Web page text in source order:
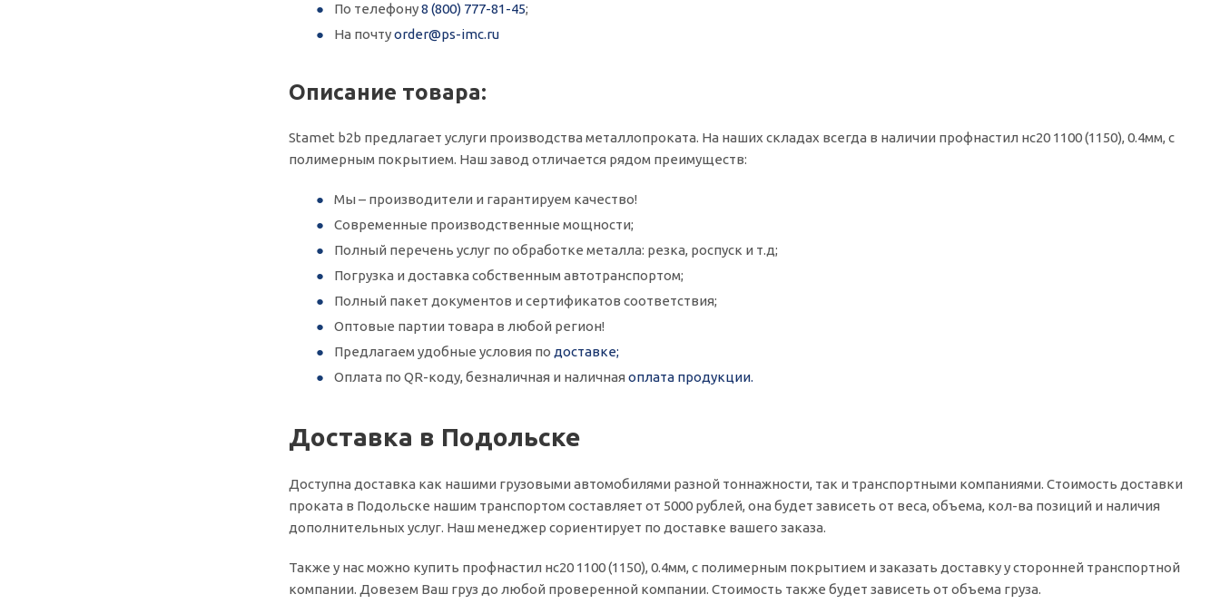
По телефону8 (800) 777-81-45;
На почтуorder@ps-imc.ru
Описание товара:
Stamet b2b предлагает услуги производства металлопроката. На наших складах всегда в наличии профнастил нс20 1100 (1150), 0.4мм, с
полимерным покрытием. Наш завод отличается рядом преимуществ:
Мы – производители и гарантируем качество!
Современные производственные мощности;
Полный перечень услуг по обработке металла: резка, роспуск и т.д;
Погрузка и доставка собственным автотранспортом;
Полный пакет документов и сертификатов соответствия;
Оптовые партии товара в любой регион!
Предлагаем удобные условия по доставке;
Оплата по QR-коду, безналичная и наличная оплата продукции.
Доставка в Подольске
Доступна доставка как нашими грузовыми автомобилями разной тоннажности, так и транспортными компаниями. Стоимость доставки
проката в Подольске нашим транспортом составляет от 5000 рублей, она будет зависеть от веса, объема, кол-ва позиций и наличия
дополнительных услуг. Наш менеджер сориентирует по доставке вашего заказа.
Также у нас можно купить профнастил нс20 1100 (1150), 0.4мм, с полимерным покрытием и заказать доставку у сторонней транспортной
компании. Довезем Ваш груз до любой проверенной компании. Стоимость также будет зависеть от объема груза.